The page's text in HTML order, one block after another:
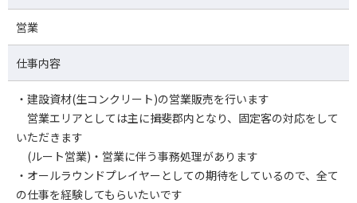
営業
仕事内容
・建設資材(生コンクリート)の営業販売を行います
営業エリアとしては主に揖斐郡内となり、固定客の対応をして
いただきます
(ルート営業)・営業に伴う事務処理があります
・オールラウンドプレイヤーとしての期待をしているので、全て
の仕事を経験してもらいたいです